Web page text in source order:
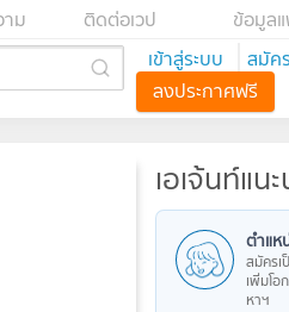
ข้อมูล
ติดต่อเวป
ม
เข้าสู่ระบบ
สมัค
ลงประกาศฟรี
เอเจ้นท์แน
ตำแห
สมัครเ
เพิ่มโ
หาฯ